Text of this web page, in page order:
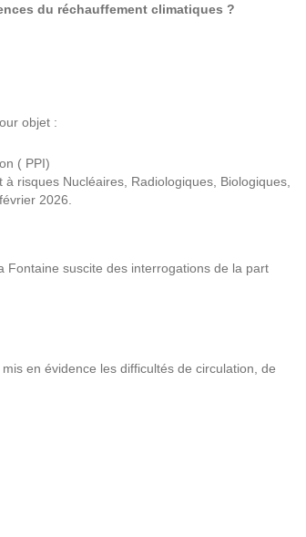
du réchauffement climatiques ?
objet :
( PPI)
risques Nucléaires, Radiologiques, Biologiques,
2026.
Fontaine suscite des interrogations de la part
en évidence les difficultés de circulation, de